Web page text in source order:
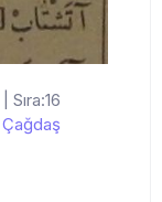
Sıra:16
Çağdaş